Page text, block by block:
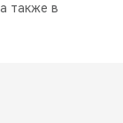
также в